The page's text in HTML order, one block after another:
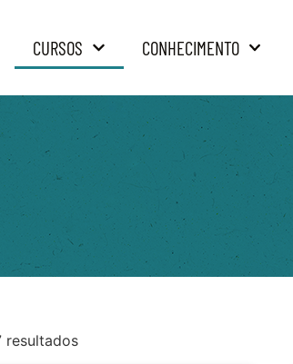
CURSOS CONHECIMENTO
resultados